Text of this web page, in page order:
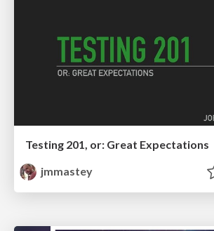
Testing 201, or: Great Expectations
jmmastey